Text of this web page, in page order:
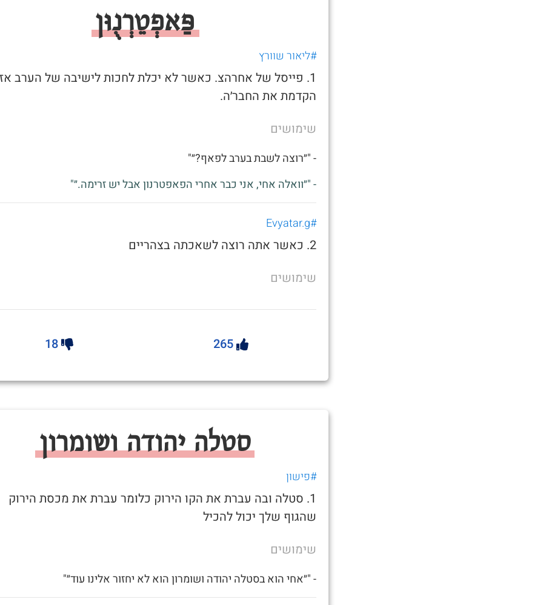
פַּאפְטֵרְנֻוּן
#ליאור שוורץ
1. פייסל של אחרהצ. כאשר לא יכלת לחכות לישיבה של הערב אז
הקדמת את החבר׳ה.
שימושים
- "״רוצה לשבת בערב לפאף?״"
- "״וואלה אחי, אני כבר אחרי הפאפטרנון אבל יש זרימה.״"
#Evyatar.g
2. כאשר אתה רוצה לשאכתה בצהריים
שימושים
265
18
סטלה יהודה ושומרון
#פישון
1. סטלה ובה עברת את הקו הירוק כלומר עברת את מכסת הירוק
שהגוף שלך יכול להכיל
שימושים
- "״אחי הוא בסטלה יהודה ושומרון הוא לא יחזור אלינו עוד״"